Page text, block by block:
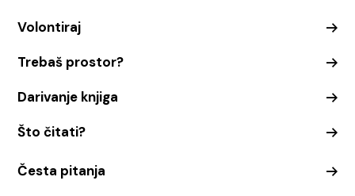
Volontiraj
Trebaš prostor?
Darivanje knjiga
Što čitati?
Česta pitanja